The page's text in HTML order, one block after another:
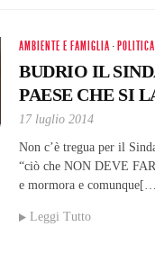
AMBIENTE E FAMIGLIA · POLITICA
BUDRIO IL
PAESE CHE SI
17 luglio 2014
Non c’è tregua per il
“ciò che NON DEVE
e mormora e
Leggi Tutto